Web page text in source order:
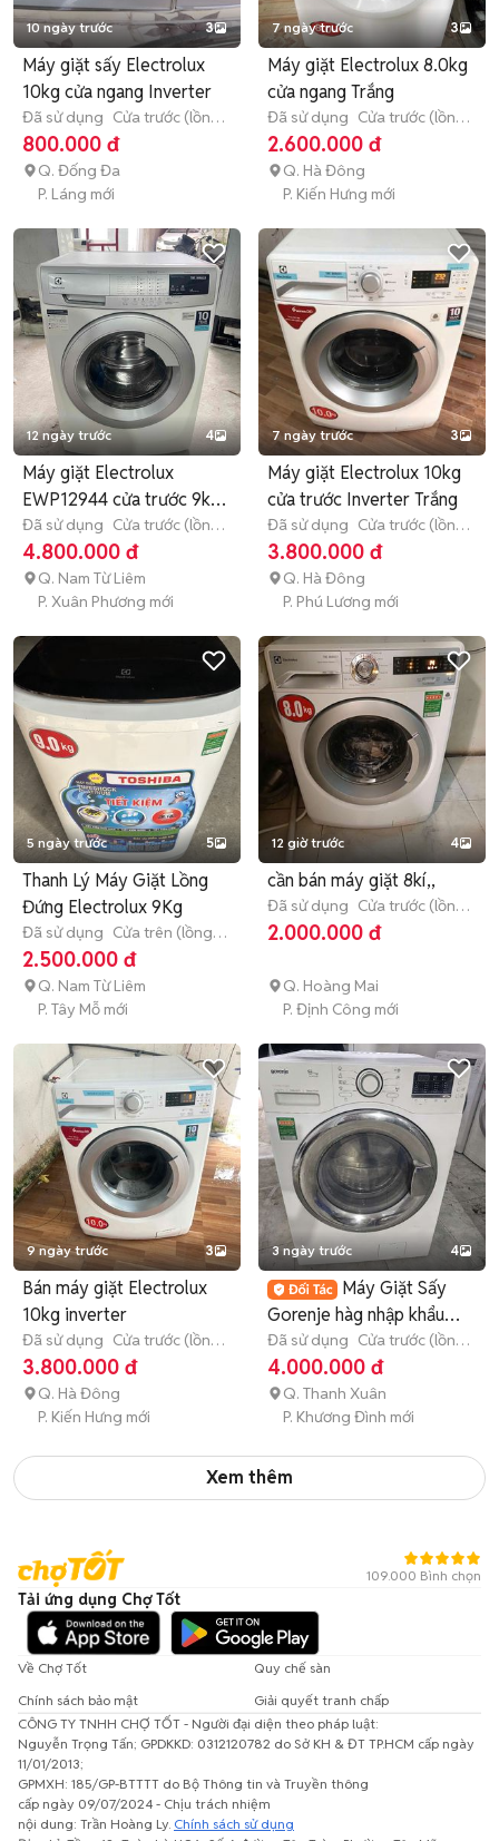
10 ngày trước 3
Máy giặt sấy Electrolux
10kg cửa ngang Inverter
Đã sử dụng Cửa trước (lồng
ngang) > 10 kg
800.000 đ
Q. Đống Đa
P. Láng mới
7 ngày trước 3
Máy giặt Electrolux 8.0kg
cửa ngang Trắng
Đã sử dụng Cửa trước (lồng
ngang) 8 - 8.9 kg
2.600.000 đ
Q. Hà Đông
P. Kiến Hưng mới
12 ngày trước 4
Máy giặt Electrolux
EWP12944 cửa trước 9kg
Inverte
Đã sử dụng Cửa trước (lồng
ngang) 9 - 9.9 kg
4.800.000 đ
Q. Nam Từ Liêm
P. Xuân Phương mới
7 ngày trước 3
Máy giặt Electrolux 10kg
cửa trước Inverter Trắng
Đã sử dụng Cửa trước (lồng
ngang) > 10 kg
3.800.000 đ
Q. Hà Đông
P. Phú Lương mới
5 ngày trước 5
Thanh Lý Máy Giặt Lồng
Đứng Electrolux 9Kg
Đã sử dụng Cửa trên (lồng
đứng) 9 - 9.9 kg
2.500.000 đ
Q. Nam Từ Liêm
P. Tây Mỗ mới
12 giờ trước 4
cần bán máy giặt 8kí,,
Đã sử dụng Cửa trước (lồng
ngang) 8 - 8.9 kg
2.000.000 đ
Q. Hoàng Mai
P. Định Công mới
9 ngày trước 3
Bán máy giặt Electrolux
10kg inverter
Đã sử dụng Cửa trước (lồng
ngang) > 10 kg
3.800.000 đ
Q. Hà Đông
P. Kiến Hưng mới
3 ngày trước 4
Máy Giặt Sấy
Gorenje hàg nhập khẩu
9kg giặt sấy
Đã sử dụng Cửa trước (lồng
ngang) 9 - 9.9 kg
4.000.000 đ
Q. Thanh Xuân
P. Khương Đình mới
Xem thêm
109.000 Bình chọn
Tải ứng dụng Chợ Tốt
Về Chợ Tốt
Quy chế sàn
Chính sách bảo mật
Giải quyết tranh chấp
CÔNG TY TNHH CHỢ TỐT - Người đại diện theo pháp luật:
Nguyễn Trọng Tấn; GPDKKD: 0312120782 do Sở KH & ĐT TP.HCM cấp ngày
11/01/2013;
GPMXH: 185/GP-BTTTT do Bộ Thông tin và Truyền thông
cấp ngày 09/07/2024 - Chịu trách nhiệm
nội dung: Trần Hoàng Ly. Chính sách sử dụng